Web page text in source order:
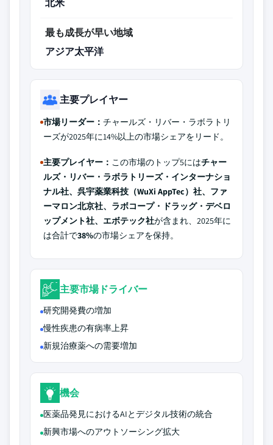
北米
最も成長が早い地域
アジア太平洋
主要プレイヤー
市場リーダー： チャールズ・リバー・ラボラトリ
ーズが2025年に14%以上の市場シェアをリード。
主要プレイヤー： この市場のトップ5にはチャー
ルズ・リバー・ラボラトリーズ・インターナショ
ナル社、呉宇薬業科技（WuXi AppTec）社、ファ
ーマロン北京社、ラボコープ・ドラッグ・デベロ
ップメント社、エボテック社が含まれ、2025年に
は合計で38%の市場シェアを保持。
主要市場ドライバー
研究開発費の増加
慢性疾患の有病率上昇
新規治療薬への需要増加
機会
医薬品発見におけるAIとデジタル技術の統合
新興市場へのアウトソーシング拡大